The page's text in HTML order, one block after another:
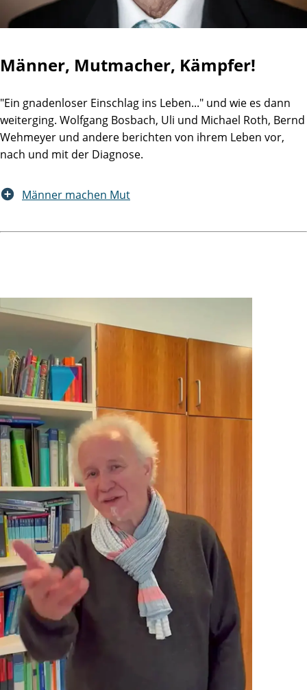
Männer, Mutmacher, Kämpfer!
"Ein gnadenloser Einschlag ins Leben..." und wie es dann
weiterging. Wolfgang Bosbach, Uli und Michael Roth, Bernd
Wehmeyer und andere berichten von ihrem Leben vor,
nach und mit der Diagnose.
Männer machen Mut